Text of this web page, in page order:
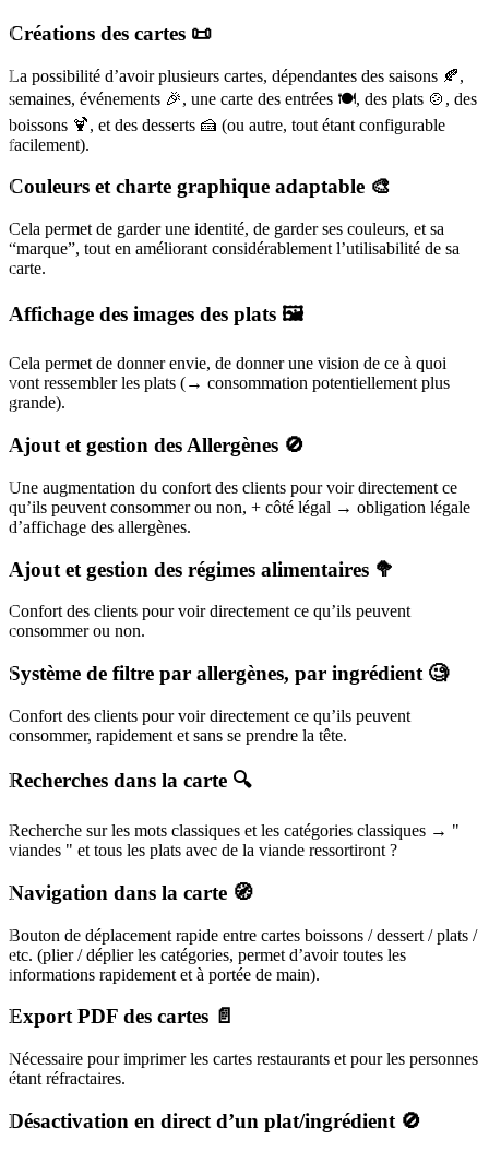
Créations des cartes 📜
La possibilité d’avoir plusieurs cartes, dépendantes des saisons 🍂,
semaines, événements 🎉, une carte des entrées 🍽, des plats 🍲, des
boissons 🍹, et des desserts 🍰 (ou autre, tout étant configurable
facilement).
Couleurs et charte graphique adaptable 🎨
Cela permet de garder une identité, de garder ses couleurs, et sa
“marque”, tout en améliorant considérablement l’utilisabilité de sa
carte.
Affichage des images des plats 🖼
Cela permet de donner envie, de donner une vision de ce à quoi
vont ressembler les plats (→ consommation potentiellement plus
grande).
Ajout et gestion des Allergènes 🚫
Une augmentation du confort des clients pour voir directement ce
qu’ils peuvent consommer ou non, + côté légal → obligation légale
d’affichage des allergènes.
Ajout et gestion des régimes alimentaires 🥦
Confort des clients pour voir directement ce qu’ils peuvent
consommer ou non.
Système de filtre par allergènes, par ingrédient 🧐
Confort des clients pour voir directement ce qu’ils peuvent
consommer, rapidement et sans se prendre la tête.
Recherches dans la carte 🔍
Recherche sur les mots classiques et les catégories classiques → "
viandes " et tous les plats avec de la viande ressortiront ?
Navigation dans la carte 🧭
Bouton de déplacement rapide entre cartes boissons / dessert / plats /
etc. (plier / déplier les catégories, permet d’avoir toutes les
informations rapidement et à portée de main).
Export PDF des cartes 📄
Nécessaire pour imprimer les cartes restaurants et pour les personnes
étant réfractaires.
Désactivation en direct d’un plat/ingrédient 🚫